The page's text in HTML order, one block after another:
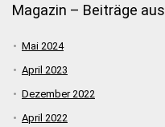
Magazin – Beiträge aus
Mai 2024
April 2023
Dezember 2022
April 2022